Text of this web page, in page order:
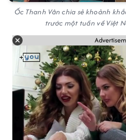
Ốc Thanh Vân chia sẻ khoảnh
trước một tuần về Việt